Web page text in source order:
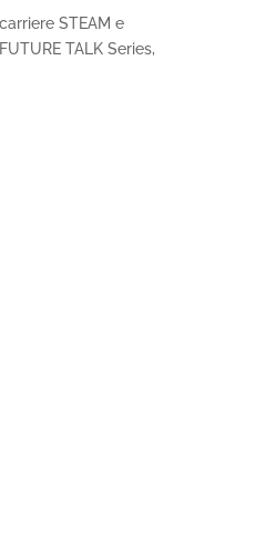
STEAM e
TALK Series,